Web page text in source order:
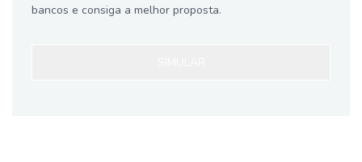
bancos e consiga a melhor proposta.